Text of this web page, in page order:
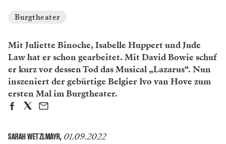
Burgtheater
Mit Juliette Binoche, Isabelle Huppert und Jude
Law hat er schon gearbeitet. Mit David Bowie schuf
er kurz vor dessen Tod das Musical „Lazarus“. Nun
inszeniert der gebürtige Belgier Ivo van Hove zum
ersten Mal im Burgtheater.
SARAH WETZLMAYR, 01.09.2022